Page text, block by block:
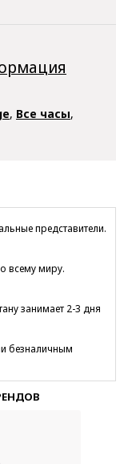
, Все часы,
представители.
всему миру.
занимает 2-3 дня
безналичным